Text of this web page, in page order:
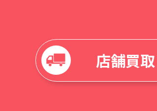
店舗買取